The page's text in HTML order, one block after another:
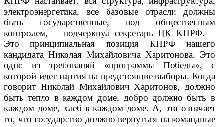
электроэнергетика, все базовые отрасли должны
быть государственные, под общественным
контролем, – подчеркнул секретарь ЦК КПРФ. –
Это принципиальная позиция КПРФ нашего
кандидата Николая Михайловича Харитонова. Это
одно из требований «программы Победы», с
которой идет партия на предстоящие выборы. Когда
говорит Николай Михайлович Харитонов, должно
быть тепло в каждом доме, добро должно быть в
каждом доме, хлеб в каждом доме. А, это означает
то, что государство должно вернуться на командные